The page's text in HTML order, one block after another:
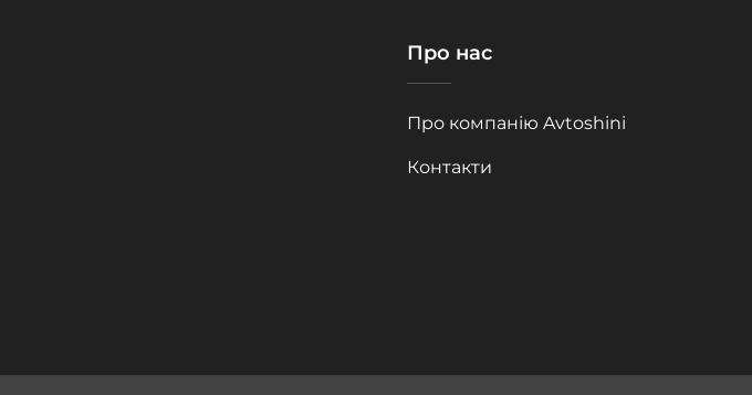
Про нас
Про компанію Avtoshini
Контакти